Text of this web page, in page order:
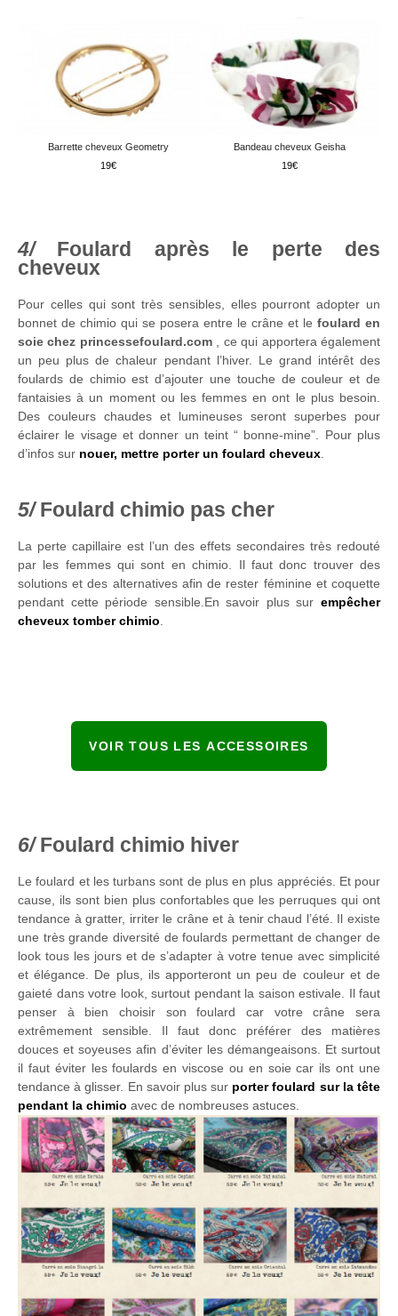
Barrette cheveux Geometry
19
Bandeau cheveux Geisha
19
Foulard après le perte des
cheveux
Pour celles qui sont très sensibles, elles pourront adopter un
bonnet de chimio qui se posera entre le crâne et le foulard en
soie chez princessefoulard.com, ce qui apportera également
un peu plus de chaleur pendant l’hiver. Le grand intérêt des
foulards de chimio est d’ajouter une touche de couleur et de
fantaisies à un moment ou les femmes en ont le plus besoin.
Des couleurs chaudes et lumineuses seront superbes pour
éclairer le visage et donner un teint “ bonne-mine”. Pour plus
d’infos sur nouer, mettre porter un foulard cheveux
Foulard chimio pas cher
La perte capillaire est l’un des effets secondaires très redouté
par les femmes qui sont en chimio. Il faut donc trouver des
solutions et des alternatives afin de rester féminine et coquette
pendant cette période sensible.En savoir plus sur empêcher
cheveux tomber chimio.
VOIR TOUS LES ACCESSOIRES
Foulard chimio hiver
Le foulard et les turbans sont de plus en plus appréciés. Et pour
cause, ils sont bien plus confortables que les perruques qui ont
tendance à gratter, irriter le crâne et à tenir chaud l’été. Il existe
une très grande diversité de foulards permettant de changer de
look tous les jours et de s’adapter à votre tenue avec simplicité
et élégance. De plus, ils apporteront un peu de couleur et de
gaieté dans votre look, surtout pendant la saison estivale. Il faut
penser à bien choisir son foulard car votre crâne sera
extrêmement sensible. Il faut donc préférer des matières
douces et soyeuses afin d’éviter les démangeaisons. Et surtout
il faut éviter les foulards en viscose ou en soie car ils ont une
tendance à glisser. En savoir plus sur porter foulard sur la tête
pendant la chimio avec de nombreuses astuces.